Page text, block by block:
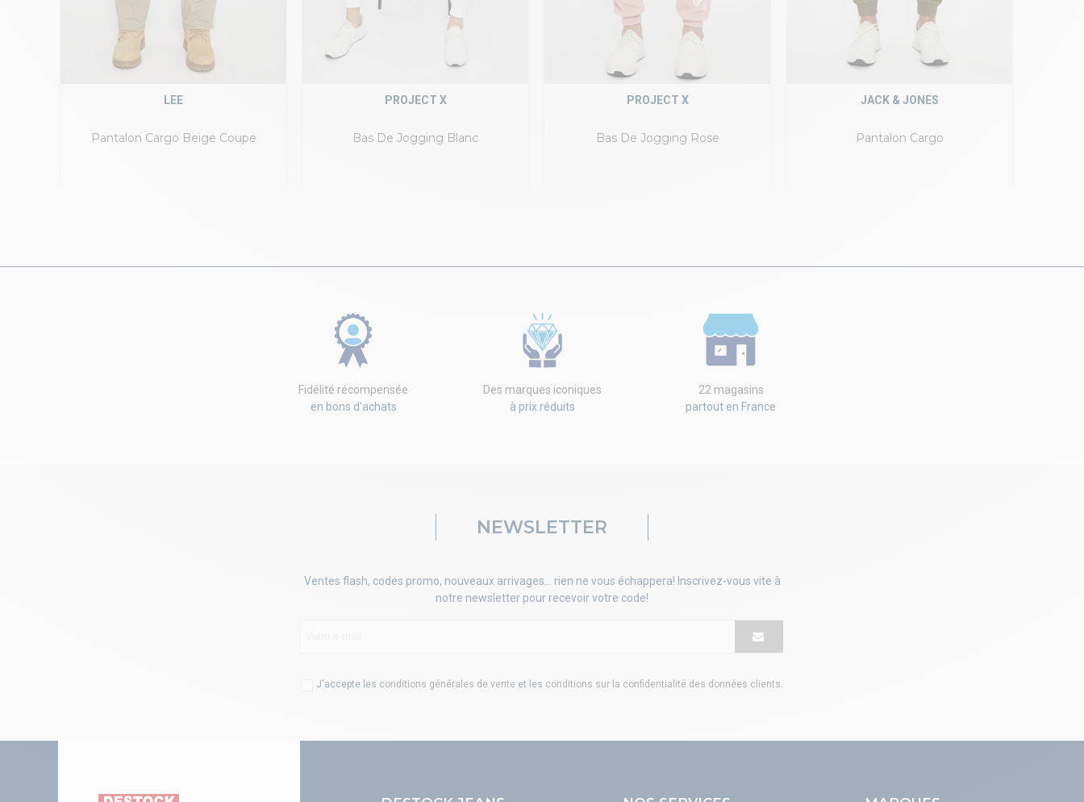
Pantalon Cargo Beige Coupe
LEE
Bas De Jogging Blanc
PROJECT X
Bas De Jogging Rose
PROJECT X
Pantalon Cargo
JACK & JONES
Fidélité récompensée
en bons d'achats
Des marques iconiques
à prix réduits
22 magasins
partout en France
NEWSLETTER
Ventes flash, codes promo, nouveaux arrivages... rien ne vous échappera! Inscrivez-vous vite à
notre newsletter pour recevoir votre code!
J'accepte les conditions générales de vente et les conditions sur la confidentialité des données clients